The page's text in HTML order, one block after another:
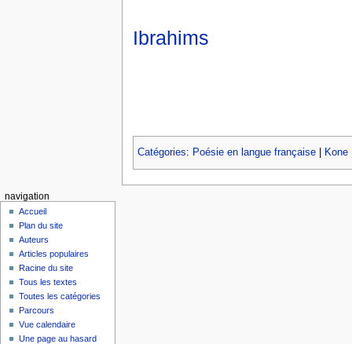
Ibrahims
Catégories: Poésie en langue française| Kone
navigation
Accueil
Plan du site
Auteurs
Articles populaires
Racine du site
Tous les textes
Toutes les catégories
Parcours
Vue calendaire
Une page au hasard